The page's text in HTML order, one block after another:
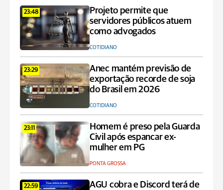
23:48
Projeto permite que
servidores públicos atuem
como advogados
COTIDIANO
23:29
Anec mantém previsão de
exportação recorde de soja
do Brasil em 2026
COTIDIANO
23:11
Homem é preso pela Guarda
Civil após espancar ex-
mulher em PG
PONTA GROSSA
22:59
AGU cobra e Discord terá de